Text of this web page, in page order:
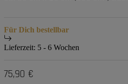
Für Dich bestellbar
Lieferzeit: 5 - 6 Wochen
75,90 €